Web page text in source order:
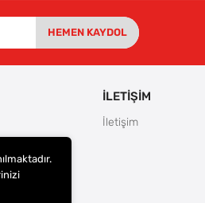
HEMEN KAYDOL
İLETİŞİM
İletişim